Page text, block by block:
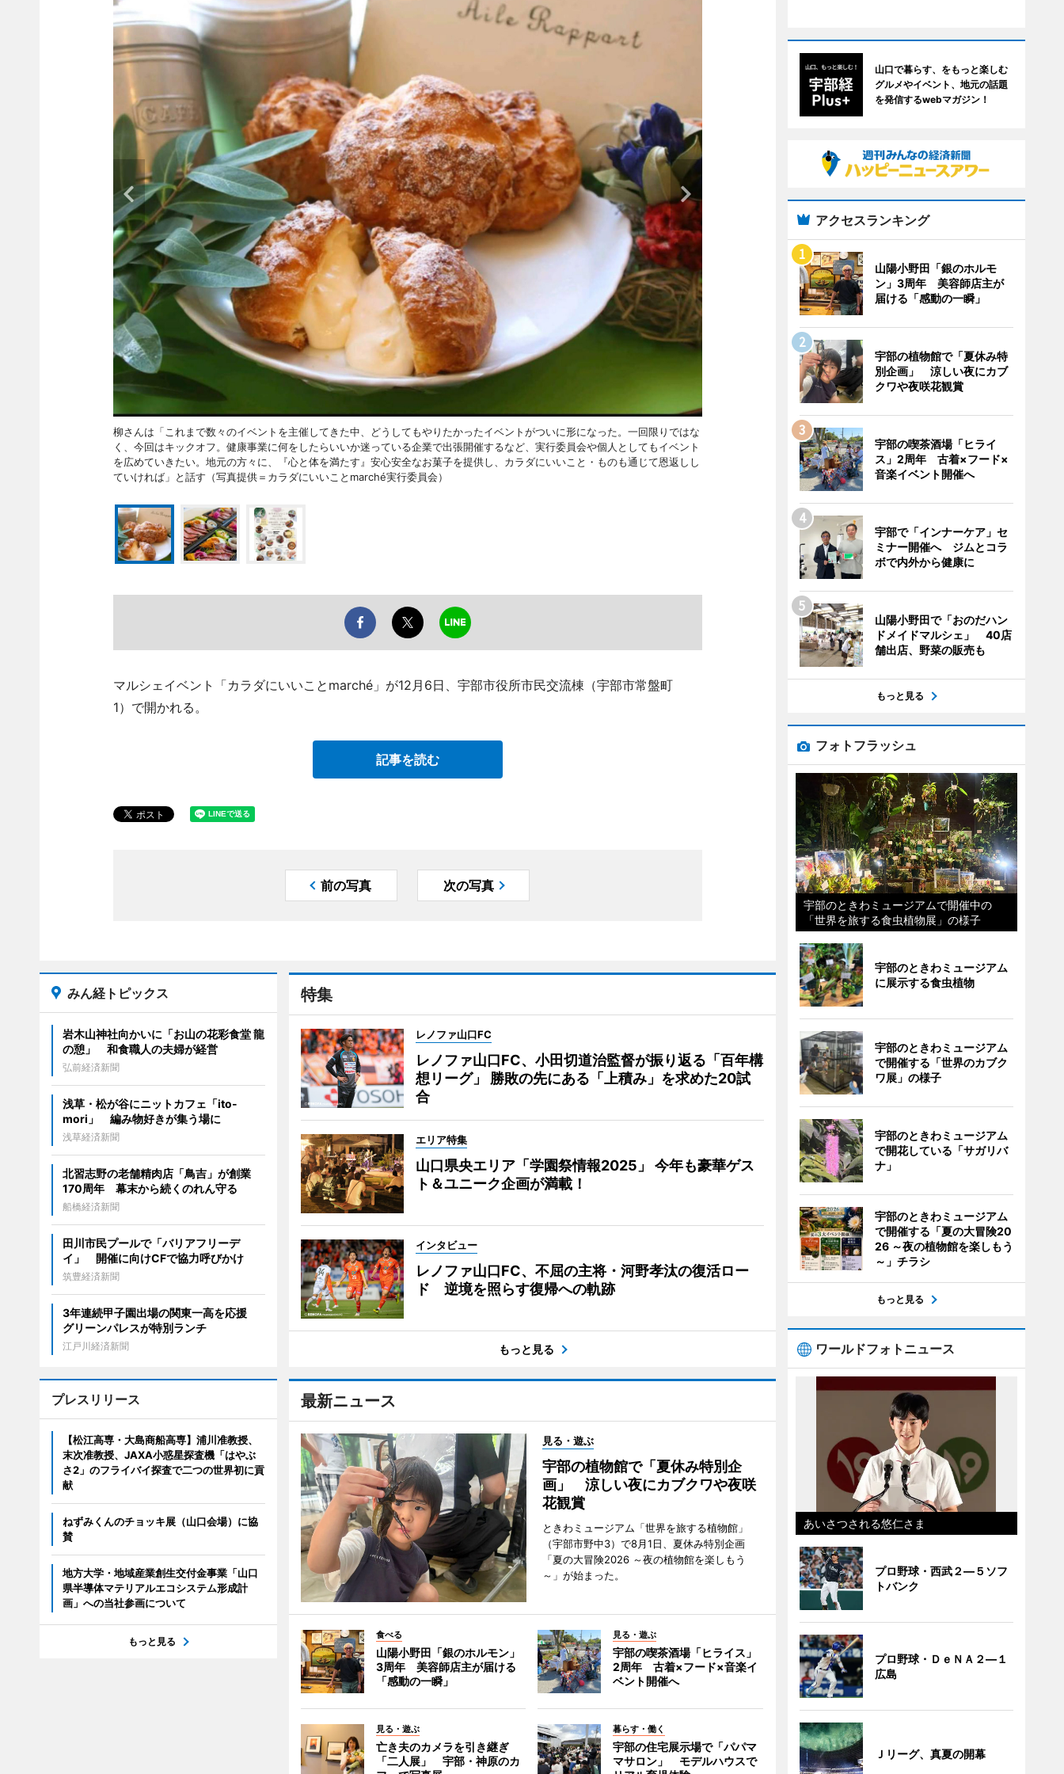
柳さんは「これまで数々のイベントを主催してきた中、どうしてもやりたかったイベントがついに形になった。一回限りではな
く、今回はキックオフ。健康事業に何をしたらいいか迷っている企業で出張開催するなど、実行委員会や個人としてもイベント
を広めていきたい。地元の方々に、『心と体を満たす』安心安全なお菓子を提供し、カラダにいいこと・ものも通じて恩返しし
ていければ」と話す（写真提供＝カラダにいいことmarché実行委員会）
マルシェイベント「カラダにいいことmarché」が12月6日、宇部市役所市民交流棟（宇部市常盤町
1）で開かれる。
記事を読む
前の写真 次の写真
特集
レノファ山口FC
レノファ山口FC、小田切道治監督が振り返る「百年構
想リーグ」 勝敗の先にある「上積み」を求めた20試
合
エリア特集
山口県央エリア「学園祭情報2025」 今年も豪華ゲス
ト＆ユニーク企画が満載！
インタビュー
レノファ山口FC、不屈の主将・河野孝汰の復活ロー
ド 逆境を照らす復帰への軌跡
もっと見る
最新ニュース
見る・遊ぶ
宇部の植物館で「夏休み特別企
画」 涼しい夜にカブクワや夜咲
花観賞
ときわミュージアム「世界を旅する植物館」
（宇部市野中3）で8月1日、夏休み特別企画
「夏の大冒険2026 ～夜の植物館を楽しもう
～」が始まった。
食べる
山陽小野田「銀のホルモン」
3周年 美容師店主が届ける
「感動の一瞬」
見る・遊ぶ
宇部の喫茶酒場「ヒライス」
2周年 古着×フード×音楽イ
ベント開催へ
見る・遊ぶ
亡き夫のカメラを引き継ぎ
「二人展」 宇部・神原のカ
暮らす・働く
宇部の住宅展示場で「パパマ
マサロン」 モデルハウスで
みん経トピックス
岩木山神社向かいに「お山の花彩食堂 龍
の憩」 和食職人の夫婦が経営
弘前経済新聞
浅草・松が谷にニットカフェ「ito-
mori」 編み物好きが集う場に
浅草経済新聞
北習志野の老舗精肉店「鳥吉」が創業
170周年 幕末から続くのれん守る
船橋経済新聞
田川市民プールで「バリアフリーデ
イ」 開催に向けCFで協力呼びかけ
筑豊経済新聞
3年連続甲子園出場の関東一高を応援
グリーンパレスが特別ランチ
江戸川経済新聞
プレスリリース
【松江高専・大島商船高専】浦川准教授、
末次准教授、JAXA小惑星探査機「はやぶ
さ2」のフライバイ探査で二つの世界初に貢
献
ねずみくんのチョッキ展（山口会場）に協
賛
地方大学・地域産業創生交付金事業「山口
県半導体マテリアルエコシステム形成計
画」への当社参画について
もっと見る
山口で暮らす、をもっと楽しむ
グルメやイベント、地元の話題
を発信するwebマガジン！
アクセスランキング
山陽小野田「銀のホルモ
ン」3周年 美容師店主が
届ける「感動の一瞬」
宇部の植物館で「夏休み特
別企画」 涼しい夜にカブ
クワや夜咲花観賞
宇部の喫茶酒場「ヒライ
ス」2周年 古着×フード×
音楽イベント開催へ
宇部で「インナーケア」セ
ミナー開催へ ジムとコラ
ボで内外から健康に
山陽小野田で「おのだハン
ドメイドマルシェ」 40店
舗出店、野菜の販売も
もっと見る
フォトフラッシュ
宇部のときわミュージアムで開催中の
「世界を旅する食虫植物展」の様子
宇部のときわミュージアム
に展示する食虫植物
宇部のときわミュージアム
で開催する「世界のカブク
ワ展」の様子
宇部のときわミュージアム
で開花している「サガリバ
ナ」
宇部のときわミュージアム
で開催する「夏の大冒険20
26 ～夜の植物館を楽しもう
～」チラシ
もっと見る
ワールドフォトニュース
あいさつされる悠仁さま
プロ野球・西武２―５ソフ
トバンク
プロ野球・ＤｅＮＡ２―１
広島
Ｊリーグ、真夏の開幕